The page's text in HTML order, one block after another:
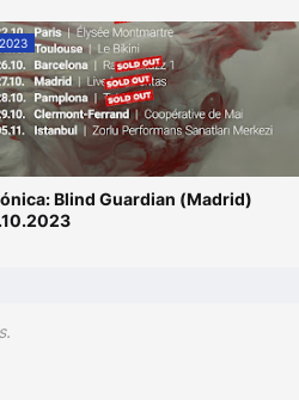
2023
Blind Guardian (Madrid)